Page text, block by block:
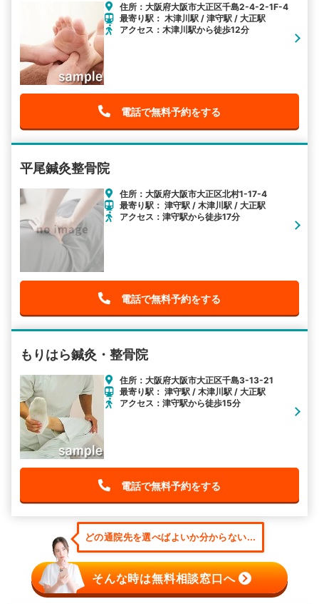
住所：大阪府大阪市大正区千島2-4-2-1F-4
最寄り駅： 木津川駅 / 津守駅 / 大正駅
アクセス：木津川駅から徒歩12分
電話で無料予約をする
平尾鍼灸整骨院
住所：大阪府大阪市大正区北村1-17-4
最寄り駅： 津守駅 / 木津川駅 / 大正駅
アクセス：津守駅から徒歩17分
電話で無料予約をする
もりはら鍼灸・整骨院
住所：大阪府大阪市大正区千島3-13-21
最寄り駅： 津守駅 / 木津川駅 / 大正駅
アクセス：津守駅から徒歩15分
電話で無料予約をする
どの通院先を選べばよいか分からない...
そんな時は無料相談窓口へ